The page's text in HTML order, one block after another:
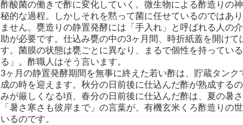
酢酸菌の働きで酢に変化していく。微生物による酢造りの神
秘的な過程。しかしそれを黙って菌に任せているのではあり
ません。甕造りの静置発酵には「手入れ」と呼ばれる人の介
助が必要です。仕込み甕の中の3ヶ月間、時折紙蓋を開けて
す。菌膜の状態は甕ごとに異なり、まるで個性を持ってい
る」。酢職人はそう言います。
3ヶ月の静置発酵期間を無事に終えた若い酢は、貯蔵タンク
成の時を迎えます。秋分の日前後に仕込んだ酢が熟成する
みが厳しくなる頃、春分の日前後に仕込んだ酢は、夏の暑さ
「暑さ寒さも彼岸まで」の言葉が、有機玄米くろ酢造りの
いるのです。